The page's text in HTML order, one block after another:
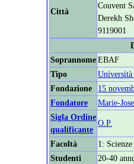
Città
Couvent
Derekh
9119001
SoprannomeEBAF
Tipo
Fondazione
15
Fondatore
Marie-
Sigla Ordine
qualificante
O.P.
Facoltà
1:
Studenti
20-40